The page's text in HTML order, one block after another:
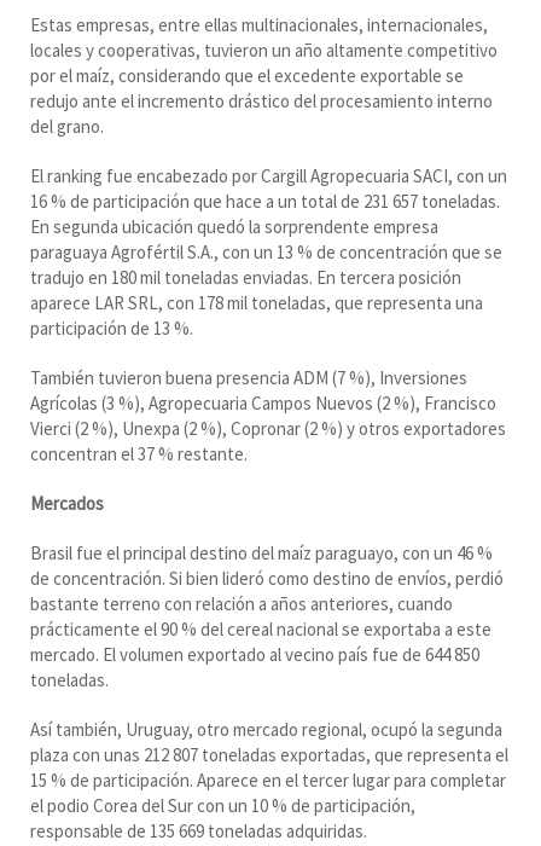
Estas empresas, entre ellas multinacionales, internacionales,
locales y cooperativas, tuvieron un año altamente competitivo
por el maíz, considerando que el excedente exportable se
redujo ante el incremento drástico del procesamiento interno
del grano.
El ranking fue encabezado por Cargill Agropecuaria SACI, con un
16 % de participación que hace a un total de 231 657 toneladas.
En segunda ubicación quedó la sorprendente empresa
paraguaya Agrofértil S.A., con un 13 % de concentración que se
tradujo en 180 mil toneladas enviadas. En tercera posición
aparece LAR SRL, con 178 mil toneladas, que representa una
participación de 13 %.
También tuvieron buena presencia ADM (7 %), Inversiones
Agrícolas (3 %), Agropecuaria Campos Nuevos (2 %), Francisco
Vierci (2 %), Unexpa (2 %), Copronar (2 %) y otros exportadores
concentran el 37 % restante.
Mercados
Brasil fue el principal destino del maíz paraguayo, con un 46 %
de concentración. Si bien lideró como destino de envíos, perdió
bastante terreno con relación a años anteriores, cuando
prácticamente el 90 % del cereal nacional se exportaba a este
mercado. El volumen exportado al vecino país fue de 644 850
toneladas.
Así también, Uruguay, otro mercado regional, ocupó la segunda
plaza con unas 212 807 toneladas exportadas, que representa el
15 % de participación. Aparece en el tercer lugar para completar
el podio Corea del Sur con un 10 % de participación,
responsable de 135 669 toneladas adquiridas.